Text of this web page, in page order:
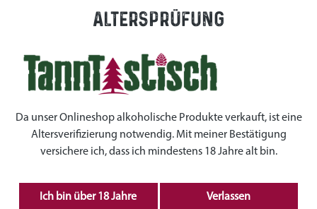
Uhrzeitenauswählen
auswählen
Produkt Anzahl: Gib den gewünschten Wert
IN DEN WARENKORB
Altersprüfung
Da unser Onlineshop alkoholische Produkte verkauft, ist eine
Altersverifizierung notwendig. Mit meiner Bestätigung
versichere ich, dass ich mindestens 18 Jahre alt bin.
Ich bin über 18 Jahre Verlassen